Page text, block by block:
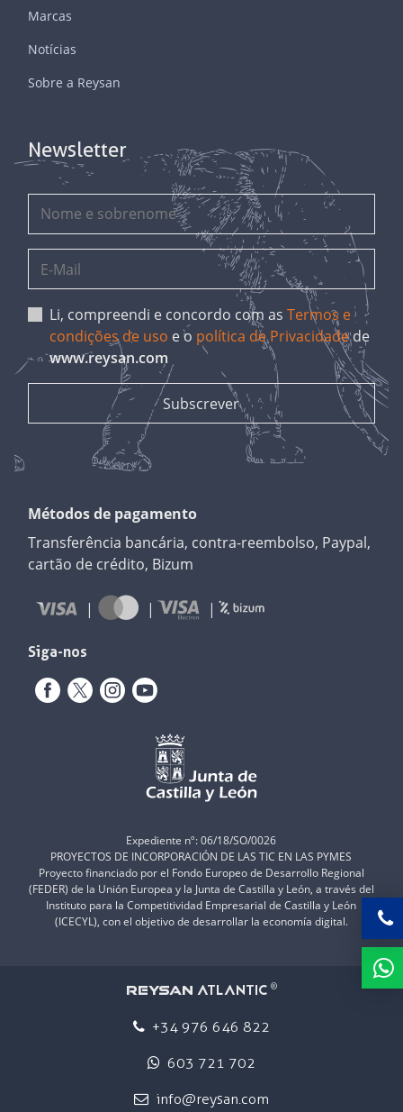
Marcas
Notícias
Sobre a Reysan
Newsletter
Li, compreendi e concordo com asTermos e
condições de uso e o política de Privacidadede
www.reysan.com
Métodos de pagamento
Transferência bancária, contra-reembolso, Paypal,
cartão de crédito, Bizum
Siga-nos
Expediente nº: 06/18/SO/0026
PROYECTOS DE INCORPORACIÓN DE LAS TIC EN LAS PYMES
Proyecto financiado por el Fondo Europeo de Desarrollo Regional
(FEDER) de la Unión Europea y la Junta de Castilla y León, a través del
Instituto para la Competitividad Empresarial de Castilla y León
(ICECYL), con el objetivo de desarrollar la economía digital.
REYSAN ATLANTIC ®
+34 976 646 822
603 721 702
info@reysan.com